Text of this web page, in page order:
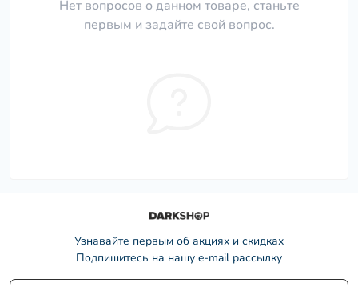
Нет вопросов о данном товаре, станьте
первым и задайте свой вопрос.
Узнавайте первым об акциях и скидках
Подпишитесь на нашу e-mail рассылку